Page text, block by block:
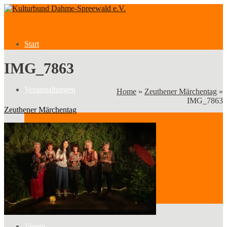
Start
Veranstaltungen
Veranstaltungen
Kategorien
IMG_7863
Home » Zeuthener Märchentag »
IMG_7863
Zeuthener Märchentag